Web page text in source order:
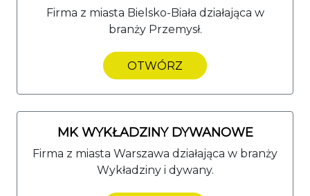
Firma z miasta Bielsko-Biała działająca w
branży Przemysł.
OTWÓRZ
MK WYKŁADZINY DYWANOWE
Firma z miasta Warszawa działająca w branży
Wykładziny i dywany.